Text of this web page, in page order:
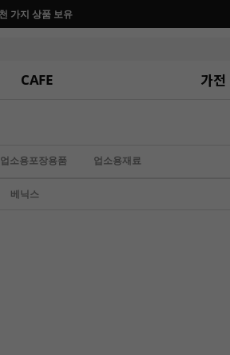
CAFE 가전
업소용포장용품 업소용재료
베닉스